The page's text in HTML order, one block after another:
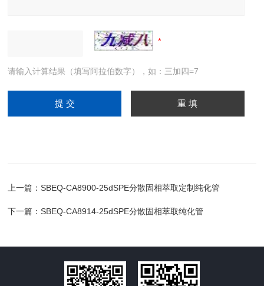
请输入计算结果（填写阿拉伯数字），如：三加四=7
上一篇：SBEQ-CA8900-25dSPE分散固相萃取定制纯化管
下一篇：SBEQ-CA8914-25dSPE分散固相萃取纯化管